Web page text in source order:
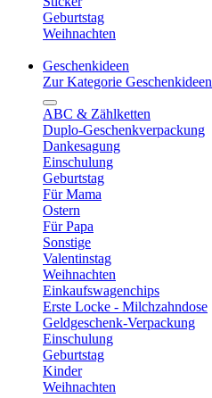
Geburtstag
Weihnachten
Geschenkideen
Zur Kategorie Geschenkideen
ABC & Zählketten
Duplo-Geschenkverpackung
Dankesagung
Einschulung
Geburtstag
Für Mama
Ostern
Für Papa
Sonstige
Valentinstag
Weihnachten
Einkaufswagenchips
Erste Locke - Milchzahndose
Geldgeschenk-Verpackung
Einschulung
Geburtstag
Kinder
Weihnachten